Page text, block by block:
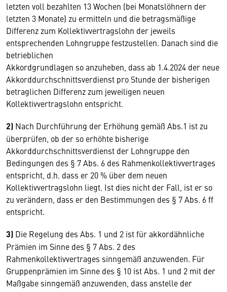
letzten voll bezahlten 13 Wochen (bei Monatslöhnern der
letzten 3 Monate) zu ermitteln und die betragsmäßige
Differenz zum Kollektivvertragslohn der jeweils
entsprechenden Lohngruppe festzustellen. Danach sind die
betrieblichen
Akkordgrundlagen so anzuheben, dass ab 1.4.2024 der neue
Akkorddurchschnittsverdienst pro Stunde der bisherigen
betraglichen Differenz zum jeweiligen neuen
Kollektivvertragslohn entspricht.
2) Nach Durchführung der Erhöhung gemäß Abs.1 ist zu
überprüfen, ob der so erhöhte bisherige
Akkorddurchschnittsverdienst der Lohngruppe den
Bedingungen des § 7 Abs. 6 des Rahmenkollektivvertrages
entspricht, d.h. dass er 20 % über dem neuen
Kollektivvertragslohn liegt. Ist dies nicht der Fall, ist er so
zu verändern, dass er den Bestimmungen des § 7 Abs. 6 ff
entspricht.
3) Die Regelung des Abs. 1 und 2 ist für akkordähnliche
Prämien im Sinne des § 7 Abs. 2 des
Rahmenkollektivvertrages sinngemäß anzuwenden. Für
Gruppenprämien im Sinne des § 10 ist Abs. 1 und 2 mit der
Maßgabe sinngemäß anzuwenden, dass anstelle der